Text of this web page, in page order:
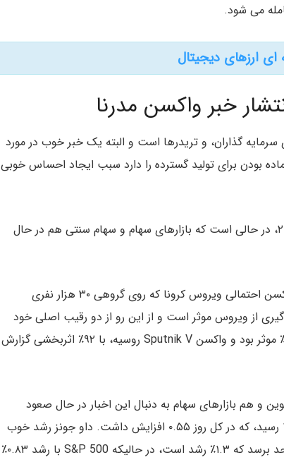
ارزهای دیجیتال
خبر واکسن مدرنا
گذاران، و تریدرها است و البته یک خبر خوب در مورد
۱۹ که نشانه‌هایی از آماده بودن برای تولید گسترده را دارد سبب ایجاد احساس خوبی
رسیدن قیمت بیت کوین به بالاترین قیمت در سال ۲۰۲۰، در حالی است که بازارهای سهام و سهام سنتی هم در حال
آزمایشگاه‌های Moderna دیروز نتایج مثبتی را برای واکسن احتمالی ویروس کرونا که روی گروهی ۳۰ هزار نفری
اعلام کردند. این واکسن ۹۴٪ در جلوگیری از ویروس موثر است و از این رو از دو رقیب اصلی خود
پیشی گرفته است : واکسن Pfizer که کمی بیش از ۹۰٪ موثر بود و واکسن Sputnik V روسیه، با ۹۲٪ اثربخشی گزارش
و هم بازارهای سهام به دنبال این اخبار در حال صعود
با ۶۵ واحد افزایش به ۱۱۸۹۴۴۱ رسید، که در کل روز ۰.۵۵ افزایش داشت. داو جونز رشد خوب
۳۸۲ واحد را ثبت کرد تا با خیال راحت به ۲۹۸۶۲۱۰ واحد برسد که ۱.۳٪ رشد است، در حالیکه S&P 500 با رشد ۰.۸۳٪